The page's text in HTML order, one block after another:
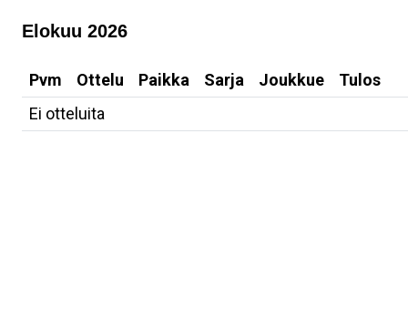
Elokuu 2026
Pvm Ottelu Paikka Sarja Joukkue
Tulos
Ei otteluita